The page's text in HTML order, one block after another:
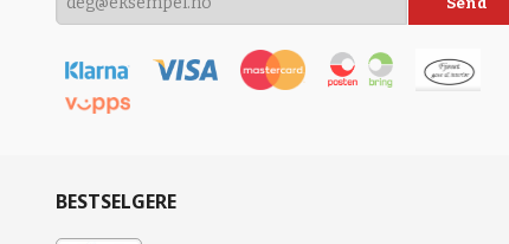
BESTSELGERE